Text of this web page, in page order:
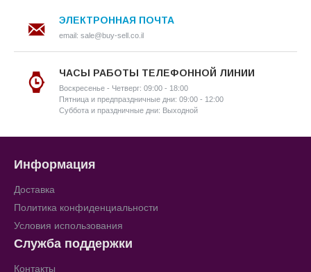
ЭЛЕКТРОННАЯ ПОЧТА
email: sale@buy-sell.co.il
ЧАСЫ РАБОТЫ ТЕЛЕФОННОЙ ЛИНИИ
Воскресенье - Четверг: 09:00 - 18:00
Пятница и предпраздничные дни: 09:00 - 12:00
Суббота и праздничные дни: Выходной
Информация
Доставка
Политика конфиденциальности
Условия использования
Служба поддержки
Контакты